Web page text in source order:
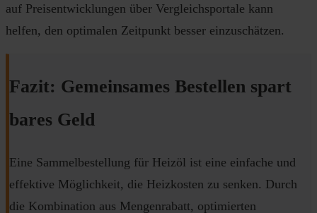
auf Preisentwicklungen über Vergleichsportale kann
helfen, den optimalen Zeitpunkt besser einzuschätzen.
Fazit: Gemeinsames Bestellen spart
bares Geld
Eine Sammelbestellung für Heizöl ist eine einfache und
effektive Möglichkeit, die Heizkosten zu senken. Durch
die Kombination aus Mengenrabatt, optimierten